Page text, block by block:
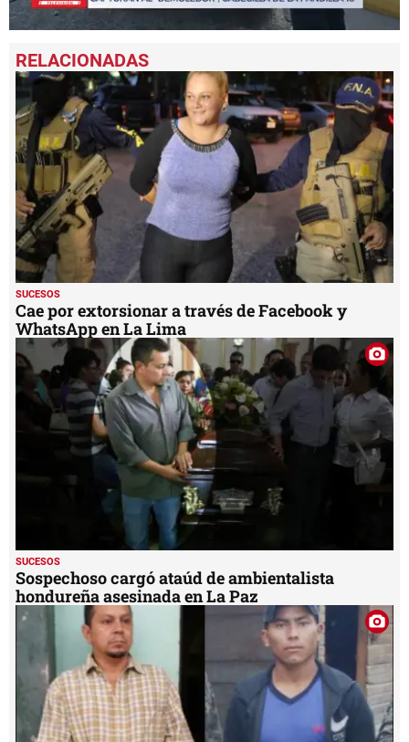
seconds
of
37
SUCESOS
Cae por extorsionar a través de Facebook y
WhatsApp en La Lima
SUCESOS
Sospechoso cargó ataúd de ambientalista
hondureña asesinada en La Paz